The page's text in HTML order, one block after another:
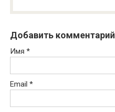
Добавить комментарий
Имя *
Email *